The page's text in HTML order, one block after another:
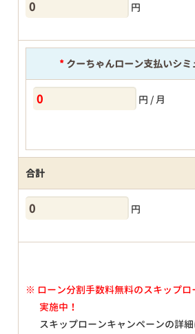
円
*クーちゃんローン支払いシミ
円 / 月
合計
円
※ ローン分割手数料無料のスキップ
実施中！
スキップローンキャンペーンの詳